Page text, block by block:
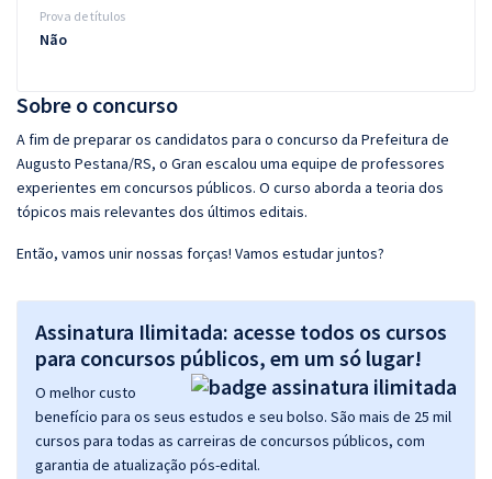
Sobre o concurso
A fim de preparar os candidatos para o concurso da Prefeitura de
Augusto Pestana/RS, o Gran escalou uma equipe de professores
experientes em concursos públicos. O curso aborda a teoria dos
tópicos mais relevantes dos últimos editais.
Então, vamos unir nossas forças! Vamos estudar juntos?
Assinatura Ilimitada: acesse todos os cursos
para concursos públicos, em um só lugar!
O melhor custo
benefício para os seus estudos e seu bolso. São mais de 25 mil
cursos para todas as carreiras de concursos públicos, com
garantia de atualização pós-edital.
Prova de títulos
Não